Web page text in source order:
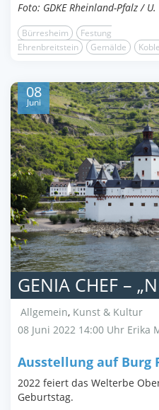
Foto: GDKE Rheinland-Pfalz /
Bürresheim
Festung
Ehrenbreitstein
Gemälde
08
Juni
GENIA CHEF –
Allgemein, Kunst & Kultur
08 Juni 2022 14:00 Uhr Erika
Ausstellung auf Burg
2022 feiert das Welterbe
Geburtstag.